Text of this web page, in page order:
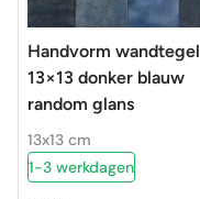
Handvorm wandtegel
13×13 donker blauw
random glans
13x13 cm
1-3 werkdagen